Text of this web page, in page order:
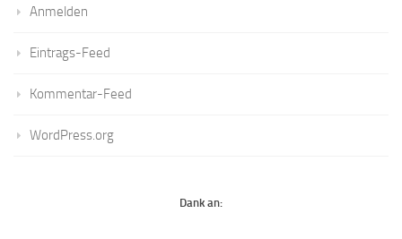
Anmelden
Eintrags-Feed
Kommentar-Feed
WordPress.org
Dank an: